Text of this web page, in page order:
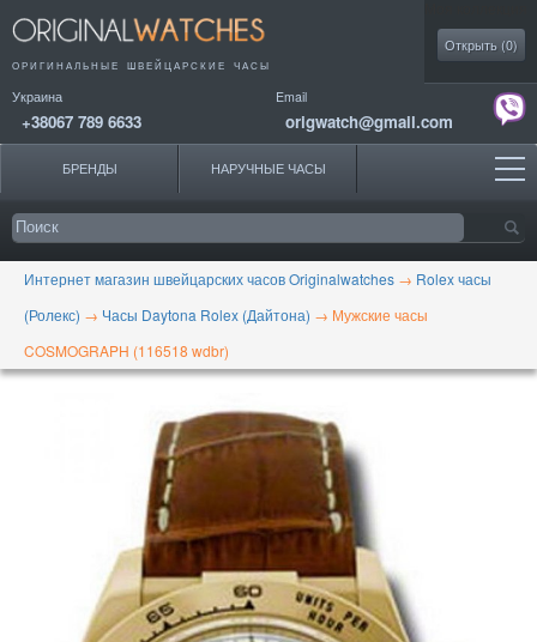
ОРИГИНАЛЬНЫЕ ШВЕЙЦАРСКИЕ ЧАСЫ
Украина
+38067 789 6633
Email
origwatch@gmail.com
Открыть (0)
БРЕНДЫ НАРУЧНЫЕ ЧАСЫ
Интернет магазин швейцарских часов Originalwatches → Rolex часы
(Ролекс) → Часы Daytona Rolex (Дайтона) → Мужские часы
COSMOGRAPH (116518 wdbr)